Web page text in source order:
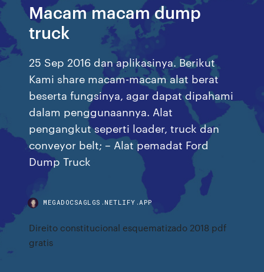
Macam macam dump
truck
25 Sep 2016 dan aplikasinya. Berikut
Kami share macam-macam alat berat
beserta fungsinya, agar dapat dipahami
dalam penggunaannya. Alat
pengangkut seperti loader, truck dan
conveyor belt; – Alat pemadat Ford
Dump Truck
MEGADOCSAGLGS.NETLIFY.APP
Direito constitucional esquematizado 2018 pdf
gratis